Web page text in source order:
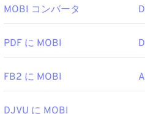
MOBI コンバータ
PDF に MOBI
FB2 に MOBI
DJVU に MOBI